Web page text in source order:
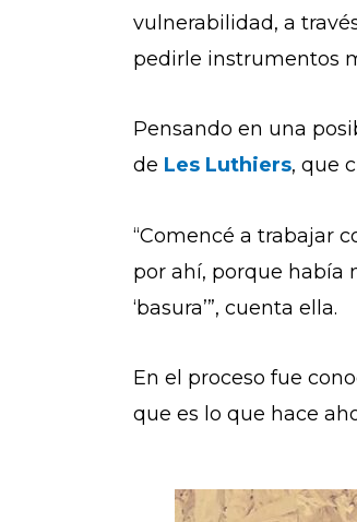
vulnerabilidad, a
pedirle instrumentos
Pensando en una
de Les Luthiers, que
“Comencé a trabajar
por ahí, porque había
‘basura’”, cuenta ella.
En el proceso fue
que es lo que hace